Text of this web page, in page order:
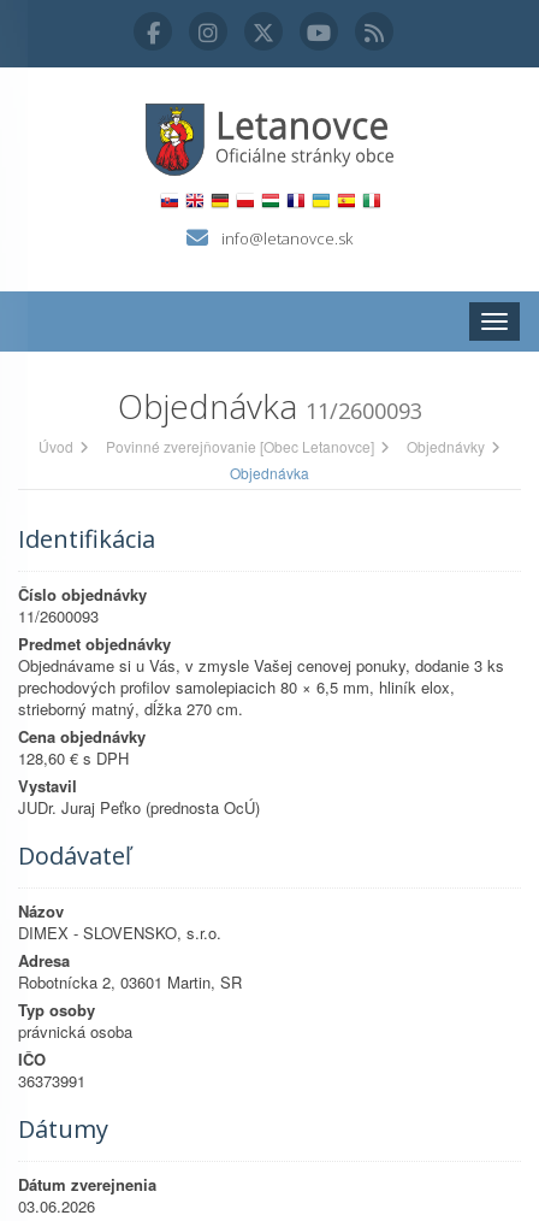
info@letanovce.sk
Objednávka 11/2600093
Úvod Povinné zverejňovanie [Obec Letanovce]
Objednávky
Objednávka
Identifikácia
Číslo objednávky
11/2600093
Predmet objednávky
Objednávame si u Vás, v zmysle Vašej cenovej ponuky, dodanie 3 ks
prechodových profilov samolepiacich 80 × 6,5 mm, hliník elox,
strieborný matný, dĺžka 270 cm.
Cena objednávky
128,60 € s DPH
Vystavil
JUDr. Juraj Peťko (prednosta OcÚ)
Dodávateľ
Názov
DIMEX - SLOVENSKO, s.r.o.
Adresa
Robotnícka 2, 03601 Martin, SR
Typ osoby
právnická osoba
IČO
36373991
Dátumy
Dátum zverejnenia
03.06.2026